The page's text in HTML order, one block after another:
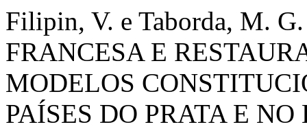
Filipin, V. e Taborda, M.
FRANCESA E
MODELOS
PAÍSES DO PRATA E